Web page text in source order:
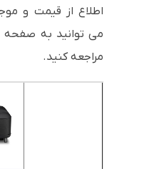
اطلاع از قیمت و
می توانید به
مراجعه کنید.